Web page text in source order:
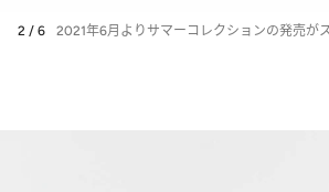
2 / 6 2021年6月よりサマーコレクションの発売が